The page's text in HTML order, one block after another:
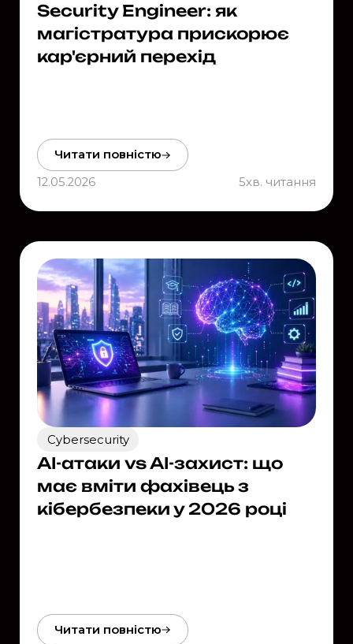
Security Engineer: як
магістратура прискорює
кар'єрний перехід
Читати повністю
12.05.2026
5хв. читання
Cybersecurity
AI-атаки vs AI-захист: що
має вміти фахівець з
кібербезпеки у 2026 році
Читати повністю